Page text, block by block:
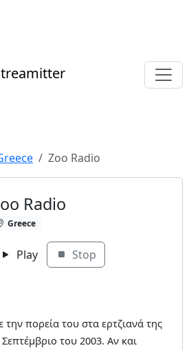
Zoo Radio
Radio
Greece
Play Stop
την πορεία του στα ερτζιανά της
του 2003. Αν και